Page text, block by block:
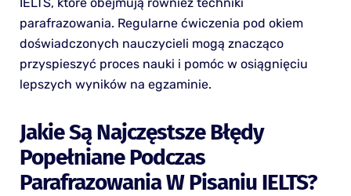
parafrazowania. Regularne ćwiczenia pod okiem
doświadczonych nauczycieli mogą znacząco
przyspieszyć proces nauki i pomóc w osiągnięciu
lepszych wyników na egzaminie.
Jakie Są Najczęstsze Błędy
Popełniane Podczas
Parafrazowania W Pisaniu IELTS?